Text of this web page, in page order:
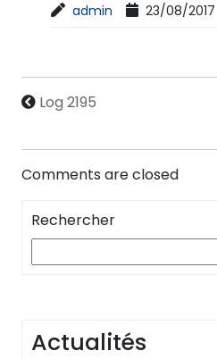
admin 23/08/2017
Log 2195
Comments are closed
Rechercher
Actualités